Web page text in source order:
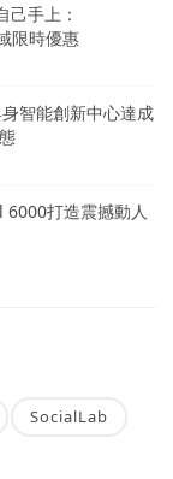
己手上：
限時優惠
智能創新中心達成
打造震撼動人
SocialLab